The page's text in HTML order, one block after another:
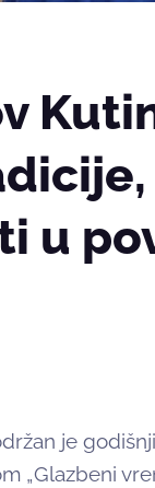
u
je
„Glazbeni